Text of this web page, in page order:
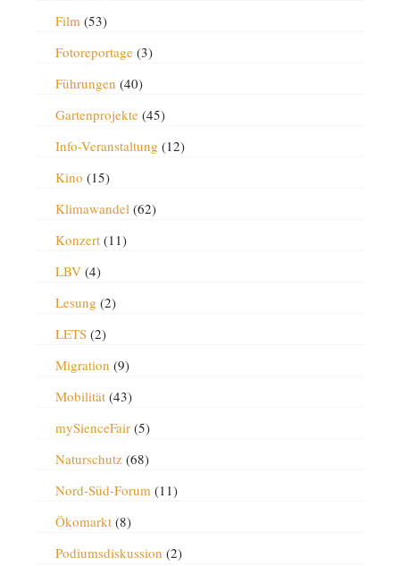
Film(53)
Fotoreportage(3)
Führungen (40)
Gartenprojekte(45)
Info-Veranstaltung (12)
Kino (15)
Klimawandel(62)
Konzert(11)
LBV(4)
Lesung (2)
LETS(2)
Migration (9)
Mobilität(43)
mySienceFair(5)
Naturschutz(68)
Nord-Süd-Forum(11)
Ökomarkt(8)
Podiumsdiskussion (2)